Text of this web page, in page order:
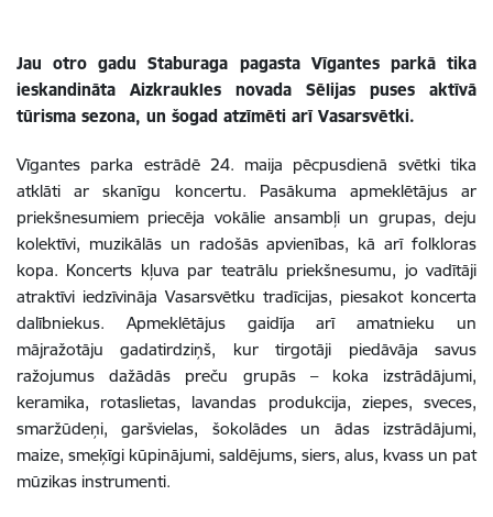
Jau otro gadu Staburaga pagasta Vīgantes parkā tika
ieskandināta Aizkraukles novada Sēlijas puses aktīvā
tūrisma sezona, un šogad atzīmēti arī Vasarsvētki.
Vīgantes parka estrādē 24. maija pēcpusdienā svētki tika
atklāti ar skanīgu koncertu. Pasākuma apmeklētājus ar
priekšnesumiem priecēja vokālie ansambļi un grupas, deju
kolektīvi, muzikālās un radošās apvienības, kā arī folkloras
kopa. Koncerts kļuva par teatrālu priekšnesumu, jo vadītāji
atraktīvi iedzīvināja Vasarsvētku tradīcijas, piesakot koncerta
dalībniekus. Apmeklētājus gaidīja arī amatnieku un
mājražotāju gadatirdziņš, kur tirgotāji piedāvāja savus
ražojumus dažādās preču grupās – koka izstrādājumi,
keramika, rotaslietas, lavandas produkcija, ziepes, sveces,
smaržūdeņi, garšvielas, šokolādes un ādas izstrādājumi,
maize, smeķīgi kūpinājumi, saldējums, siers, alus, kvass un pat
mūzikas instrumenti.